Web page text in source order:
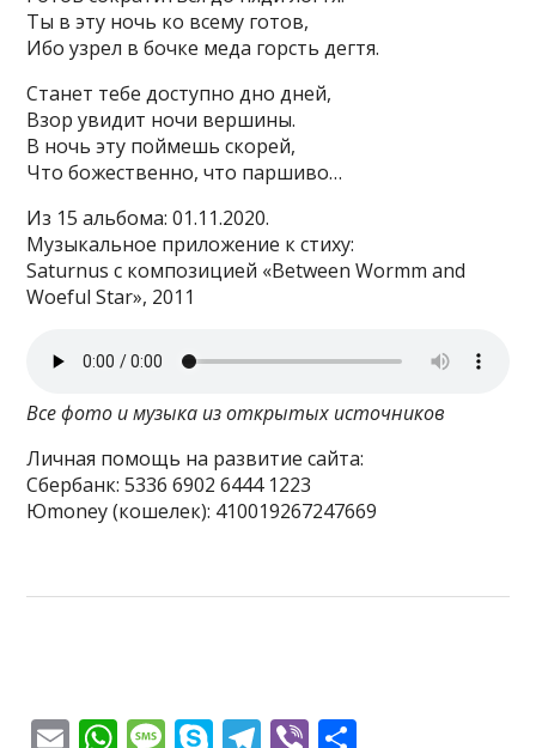
Ты в эту ночь ко всему готов,
Ибо узрел в бочке меда горсть дегтя.
Станет тебе доступно дно дней,
Взор увидит ночи вершины.
В ночь эту поймешь скорей,
Что божественно, что паршиво…
Из 15 альбома: 01.11.2020.
Музыкальное приложение к стиху:
Saturnus с композицией «Between Wormm and
Woeful Star», 2011
Все фото и музыка из открытых источников
Личная помощь на развитие сайта:
Сбербанк: 5336 6902 6444 1223
Юmoney (кошелек): 410019267247669